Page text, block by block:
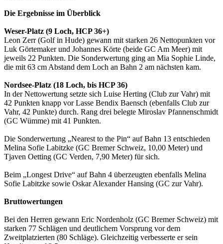
Die Ergebnisse im Überblick
Weser-Platz (9 Loch, HCP 36+)
Leon Zerr (Golf in Hude) gewann mit starken 26 Nettopunkten vor
Luk Görtemaker und Johannes Körte (beide GC Am Meer) mit
jeweils 22 Punkten. Die Sonderwertung ging an Mia Sophie Linde,
die mit 63 cm Abstand dem Loch an Bahn 2 am nächsten kam.
Nordsee-Platz (18 Loch, bis HCP 36)
In der Nettowertung setzte sich Luise Herting (Club zur Vahr) mit
42 Punkten knapp vor Lasse Bendix Baensch (ebenfalls Club zur
Vahr, 42 Punkte) durch. Rang drei belegte Miroslav Pfannenschmidt
(GC Wümme) mit 41 Punkten.
Die Sonderwertung „Nearest to the Pin“ auf Bahn 13 entschieden
Melina Sofie Labitzke (GC Bremer Schweiz, 10,00 Meter) und
Tjaven Oetting (GC Verden, 7,90 Meter) für sich.
Beim „Longest Drive“ auf Bahn 4 überzeugten ebenfalls Melina
Sofie Labitzke sowie Oskar Alexander Hansing (GC zur Vahr).
Bruttowertungen
Bei den Herren gewann Eric Nordenholz (GC Bremer Schweiz) mit
starken 77 Schlägen und deutlichem Vorsprung vor dem
Zweitplatzierten (80 Schläge). Gleichzeitig verbesserte er sein